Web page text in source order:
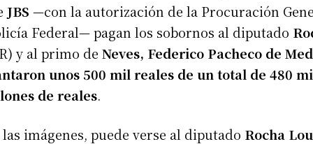
JBS —con la autorización de la Procuración
Federal— pagan los sobornos al diputado
y al primo de Neves, Federico Pacheco de
unos 500 mil reales de un total de 480
de reales.
imágenes, puede verse al diputado Rocha